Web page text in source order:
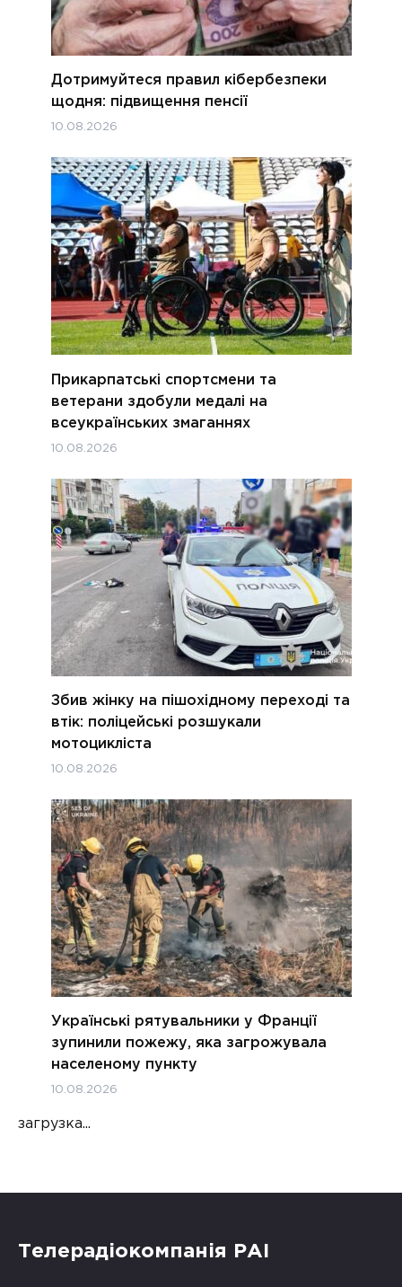
Дотримуйтеся правил кібербезпеки
щодня: підвищення пенсії
10.08.2026
Прикарпатські спортсмени та
ветерани здобули медалі на
всеукраїнських змаганнях
10.08.2026
Збив жінку на пішохідному переході та
втік: поліцейські розшукали
мотоцикліста
10.08.2026
Українські рятувальники у Франції
зупинили пожежу, яка загрожувала
населеному пункту
10.08.2026
загрузка...
Телерадіокомпанія РАІ